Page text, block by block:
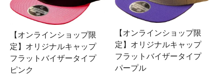
【オンラインショップ限
定】オリジナルキャップ
フラットバイザータイプ
ピンク
【オンラインショップ限
定】オリジナルキャップ
フラットバイザータイプ
パープル